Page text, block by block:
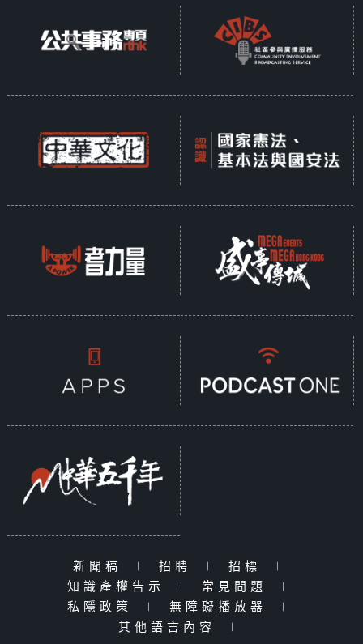
新聞稿 | 招聘 | 招標
|
知識產權告示
| 常見問題
|
私隱政策
| 無障礙播放器
|
其他語言內容
|